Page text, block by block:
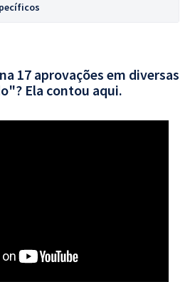
17 aprovações em diversas
Ela contou aqui.